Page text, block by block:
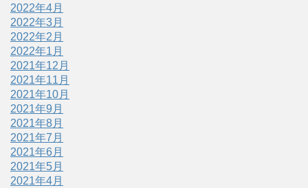
2022年4月
2022年3月
2022年2月
2022年1月
2021年12月
2021年11月
2021年10月
2021年9月
2021年8月
2021年7月
2021年6月
2021年5月
2021年4月